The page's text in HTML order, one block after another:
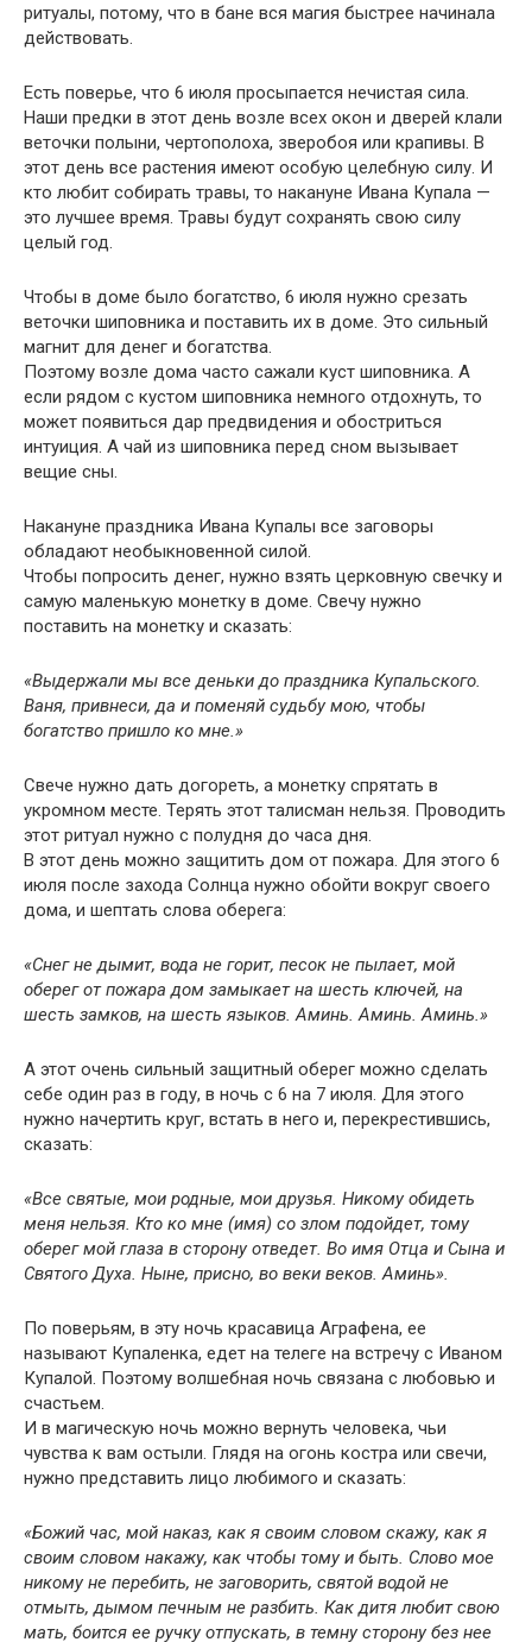
ритуалы, потому, что в бане вся магия быстрее начинала
действовать.
Есть поверье, что 6 июля просыпается нечистая сила.
Наши предки в этот день возле всех окон и дверей клали
веточки полыни, чертополоха, зверобоя или крапивы. В
этот день все растения имеют особую целебную силу. И
кто любит собирать травы, то накануне Ивана Купала —
это лучшее время. Травы будут сохранять свою силу
целый год.
Чтобы в доме было богатство, 6 июля нужно срезать
веточки шиповника и поставить их в доме. Это сильный
магнит для денег и богатства.
Поэтому возле дома часто сажали куст шиповника. А
если рядом с кустом шиповника немного отдохнуть, то
может появиться дар предвидения и обостриться
интуиция. А чай из шиповника перед сном вызывает
вещие сны.
Накануне праздника Ивана Купалы все заговоры
обладают необыкновенной силой.
Чтобы попросить денег, нужно взять церковную свечку и
самую маленькую монетку в доме. Свечу нужно
поставить на монетку и сказать:
«Выдержали мы все деньки до праздника Купальского.
Ваня, привнеси, да и поменяй судьбу мою, чтобы
богатство пришло ко мне.»
Свече нужно дать догореть, а монетку спрятать в
укромном месте. Терять этот талисман нельзя. Проводить
этот ритуал нужно с полудня до часа дня.
В этот день можно защитить дом от пожара. Для этого 6
июля после захода Солнца нужно обойти вокруг своего
дома, и шептать слова оберега:
«Снег не дымит, вода не горит, песок не пылает, мой
оберег от пожара дом замыкает на шесть ключей, на
шесть замков, на шесть языков. Аминь. Аминь. Аминь.»
А этот очень сильный защитный оберег можно сделать
себе один раз в году, в ночь с 6 на 7 июля. Для этого
нужно начертить круг, встать в него и, перекрестившись,
сказать:
«Все святые, мои родные, мои друзья. Никому обидеть
меня нельзя. Кто ко мне (имя) со злом подойдет, тому
оберег мой глаза в сторону отведет. Во имя Отца и Сына и
Святого Духа. Ныне, присно, во веки веков. Аминь».
По поверьям, в эту ночь красавица Аграфена, ее
называют Купаленка, едет на телеге на встречу с Иваном
Купалой. Поэтому волшебная ночь связана с любовью и
счастьем.
И в магическую ночь можно вернуть человека, чьи
чувства к вам остыли. Глядя на огонь костра или свечи,
нужно представить лицо любимого и сказать:
«Божий час, мой наказ, как я своим словом скажу, как я
своим словом накажу, как чтобы тому и быть. Слово мое
никому не перебить, не заговорить, святой водой не
отмыть, дымом печным не разбить. Как дитя любит свою
мать, боится ее ручку отпускать, в темну сторону без нее